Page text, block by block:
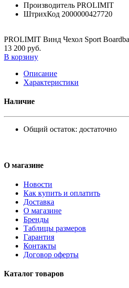
Производитель PROLIMIT
ШтрихКод 2000000427720
PROLIMIT Винд Чехол Sport
13 200 руб.
В корзину
Описание
Характеристики
Наличие
Общий остаток: достаточно
О магазине
Новости
Как купить и оплатить
Доставка
О магазине
Бренды
Таблицы размеров
Гарантия
Контакты
Договор оферты
Каталог товаров